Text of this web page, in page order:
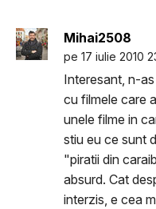
Mihai2508
pe 17 iulie 2010
Interesant, n-
cu filmele care
unele filme in
stiu eu ce sunt
"piratii din
absurd. Cat
interzis, e cea